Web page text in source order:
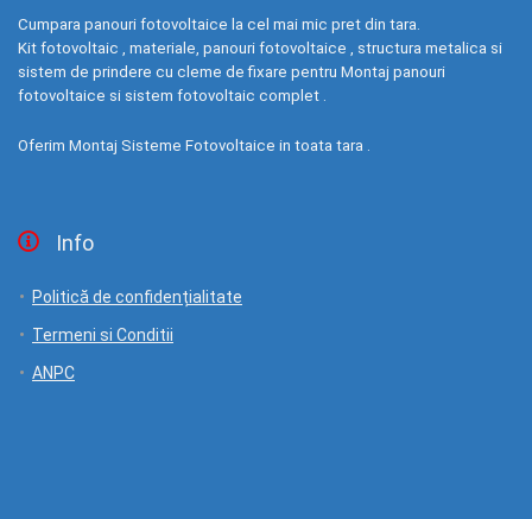
Cumpara panouri fotovoltaice la cel mai mic pret din tara.
Kit fotovoltaic , materiale, panouri fotovoltaice , structura metalica si
sistem de prindere cu cleme de fixare pentru Montaj panouri
fotovoltaice si sistem fotovoltaic complet .
Oferim Montaj Sisteme Fotovoltaice in toata tara .
Info
Politică de confidențialitate
Termeni si Conditii
ANPC